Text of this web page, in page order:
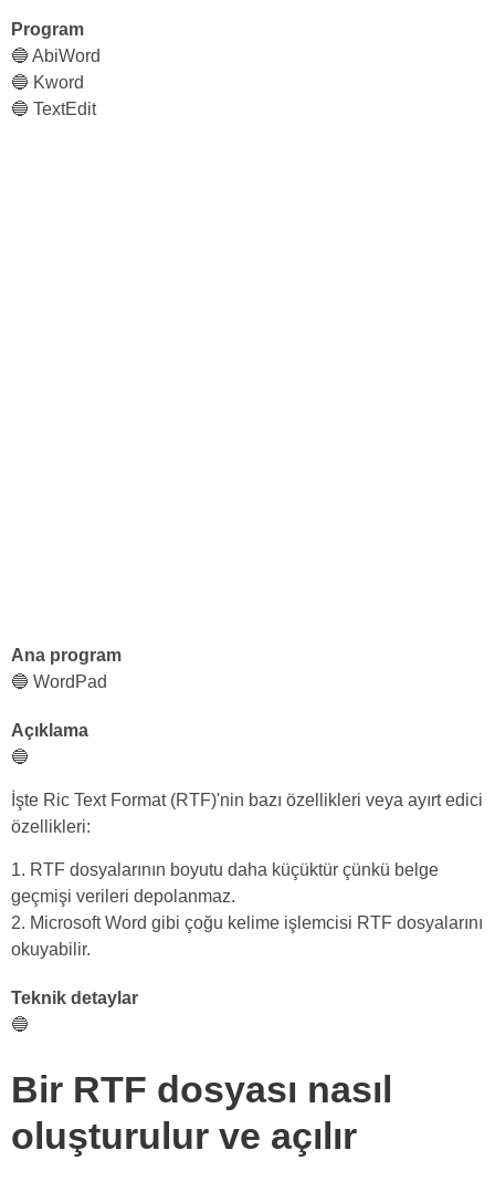
Program
🔵 AbiWord
🔵 Kword
🔵 TextEdit
Ana program
🔵 WordPad
Açıklama
🔵
İşte Ric Text Format (RTF)'nin bazı özellikleri veya ayırt edici
özellikleri:
1. RTF dosyalarının boyutu daha küçüktür çünkü belge
geçmişi verileri depolanmaz.
2. Microsoft Word gibi çoğu kelime işlemcisi RTF dosyalarını
okuyabilir.
Teknik detaylar
🔵
Bir RTF dosyası nasıl
oluşturulur ve açılır